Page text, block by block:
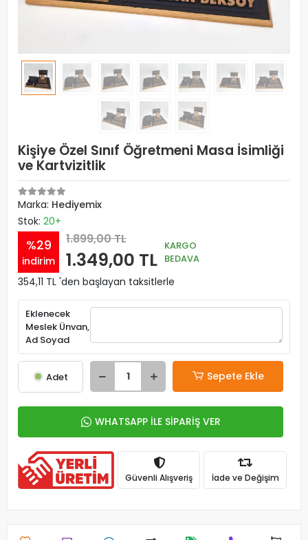
Kişiye Özel Sınıf Öğretmeni Masa İsimliği
ve Kartvizitlik
Marka: Hediyemix
Stok: 20+
%29
indirim
1.899,00 TL
1.349,00 TL
KARGO
BEDAVA
354,11 TL 'den başlayan taksitlerle
Eklenecek
Meslek Ünvan,
Ad Soyad
Adet Sepete Ekle
WHATSAPP İLE SİPARİŞ VER
Güvenli Alışveriş İade ve Değişim